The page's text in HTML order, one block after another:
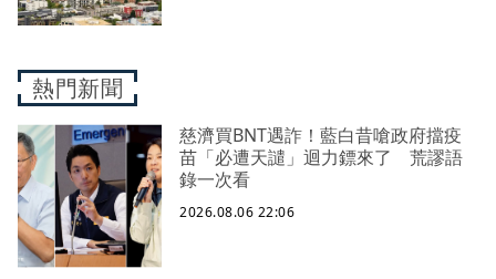
熱門新聞
慈濟買BNT遇詐！藍白昔嗆政府擋疫
苗「必遭天譴」迴力鏢來了 荒謬語
錄一次看
2026.08.06 22:06